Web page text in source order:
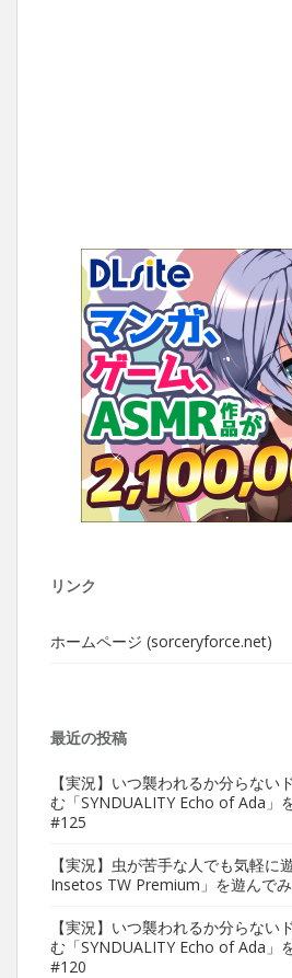
リンク
ホームページ (sorceryforce.net)
最近の投稿
【実況】いつ襲われるか分らない
む「SYNDUALITY Echo of Ada」
#125
【実況】虫が苦手な人でも気軽に
Insetos TW Premium」を遊んで
【実況】いつ襲われるか分らない
む「SYNDUALITY Echo of Ada」
#120